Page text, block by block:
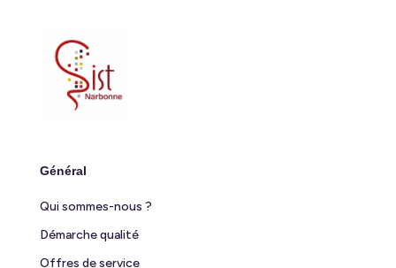
Général
Qui sommes-nous ?
Démarche qualité
Offres de service